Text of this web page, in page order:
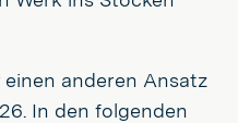
anderen Ansatz
In den folgenden